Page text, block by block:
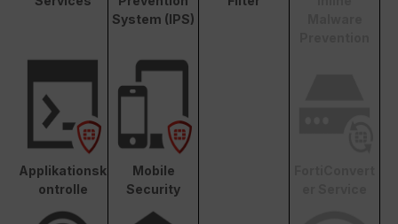
System (IPS)
Applikationsk
ontrolle
Mobile
Security